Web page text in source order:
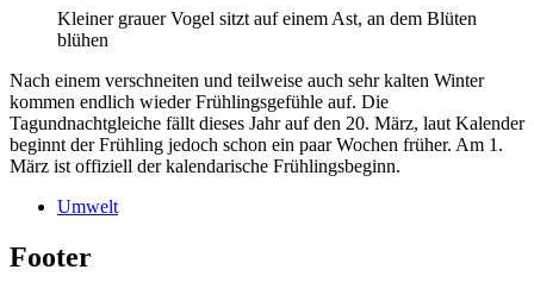
Kleiner grauer Vogel sitzt auf einem Ast, an dem Blüten
blühen
Nach einem verschneiten und teilweise auch sehr kalten Winter
kommen endlich wieder Frühlingsgefühle auf. Die
Tagundnachtgleiche fällt dieses Jahr auf den 20. März, laut Kalender
beginnt der Frühling jedoch schon ein paar Wochen früher. Am 1.
März ist offiziell der kalendarische Frühlingsbeginn.
Umwelt
Footer